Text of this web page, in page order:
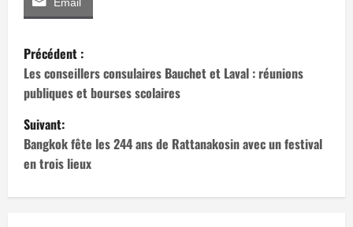
Email
N
a
v
i
g
Précédent :
Les conseillers consulaires Bauchet et Laval : réunions
publiques et bourses scolaires
Suivant:
Bangkok fête les 244 ans de Rattanakosin avec un festival
en trois lieux